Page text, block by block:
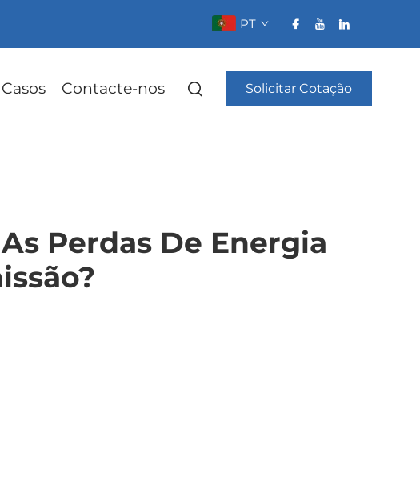
PT
Casos Contacte-nos Solicitar Cotação
Perdas De Energia